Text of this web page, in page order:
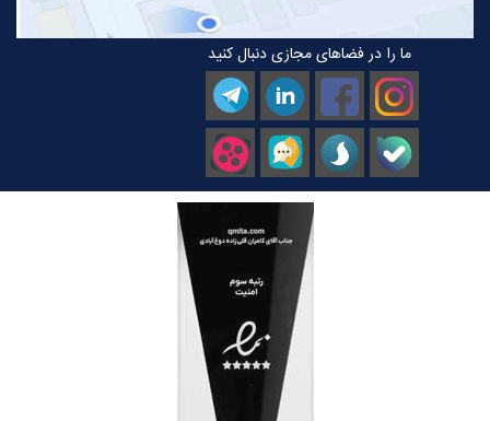
ما را در فضاهای مجازی دنبال کنید